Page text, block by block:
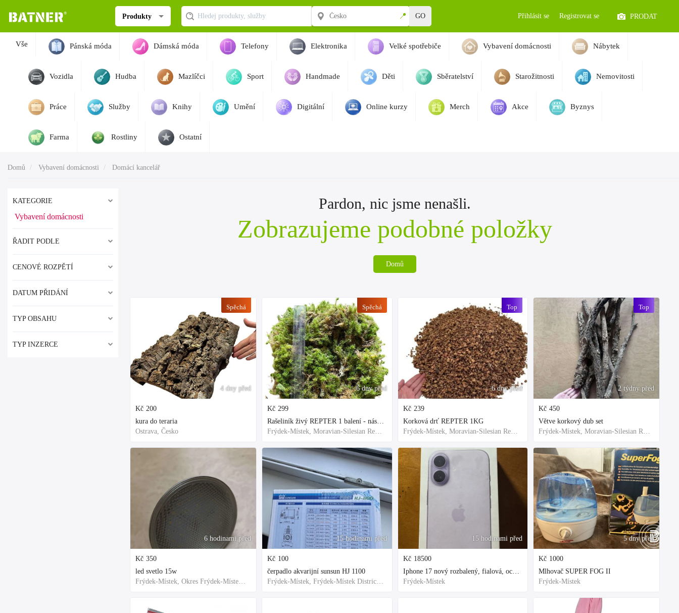
Produkty 📍 GO Přihlásit se Registrovat se PRODAT
Vše Pánská móda Dámská móda Telefony Elektronika Velké spotřebiče Vybavení domácnosti Nábytek
Vozidla Hudba Mazlíčci Sport Handmade Děti Sběratelství Starožitnosti Nemovitosti
Práce Služby Knihy Umění Digitální Online kurzy Merch Akce Byznys
Farma Rostliny Ostatní
Domů Vybavení domácnosti Domácí kancelář
KATEGORIE
Vybavení domácnosti
ŘADIT PODLE
CENOVÉ ROZPĚTÍ
DATUM PŘIDÁNÍ
TYP OBSAHU
TYP INZERCE
Pardon, nic jsme nenašli.
Zobrazujeme podobné položky
Domů
4 dny před
Spěchá
Kč 200
kura do teraria
Ostrava, Česko
6 hodinami před
Kč 350
led svetlo 15w
Frýdek-Místek, Okres Frýdek-Místek, Česko
6 dny před
Spěchá
Kč 299
Rašeliník živý REPTER 1 balení - násada, TOP kvalita 30cm-30cm-8cm
Frýdek-Místek, Moravian-Silesian Region,Others
15 hodinami před
Kč 100
čerpadlo akvarijní sunsun HJ 1100
Frýdek-Místek, Frýdek-Místek District, Czechia
6 dny před
Top
Kč 239
Korková drť REPTER 1KG
Frýdek-Místek, Moravian-Silesian Region,Others
15 hodinami před
Kč 18500
Iphone 17 nový rozbalený, fialová, ochranne sklo a obal kupovane za 80
Frýdek-Místek
2 týdny před
Top
Kč 450
Větve korkový dub set
Frýdek-Místek, Moravian-Silesian Region,Others
5 dny před
Kč 1000
Mlhovač SUPER FOG II
Frýdek-Místek